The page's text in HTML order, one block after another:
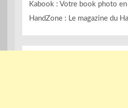
Kabook : Votre book photo
HandZone : Le magazine du